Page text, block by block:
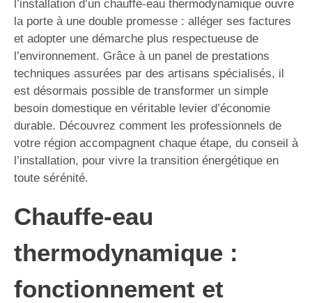
l’installation d’un chauffe-eau thermodynamique ouvre
la porte à une double promesse : alléger ses factures
et adopter une démarche plus respectueuse de
l’environnement. Grâce à un panel de prestations
techniques assurées par des artisans spécialisés, il
est désormais possible de transformer un simple
besoin domestique en véritable levier d’économie
durable. Découvrez comment les professionnels de
votre région accompagnent chaque étape, du conseil à
l’installation, pour vivre la transition énergétique en
toute sérénité.
Chauffe-eau
thermodynamique :
fonctionnement et